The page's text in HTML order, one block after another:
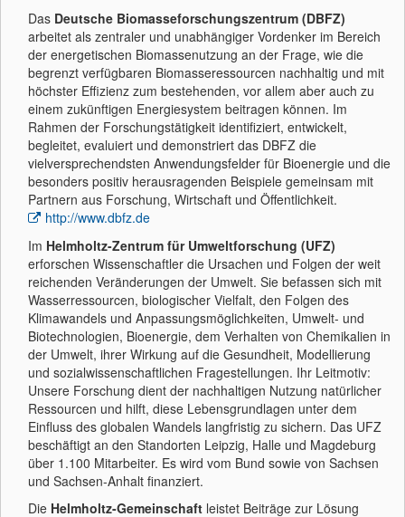
Das Deutsche Biomasseforschungszentrum (DBFZ)
arbeitet als zentraler und unabhängiger Vordenker im Bereich
der energetischen Biomassenutzung an der Frage, wie die
begrenzt verfügbaren Biomasseressourcen nachhaltig und mit
höchster Effizienz zum bestehenden, vor allem aber auch zu
einem zukünftigen Energiesystem beitragen können. Im
Rahmen der Forschungstätigkeit identifiziert, entwickelt,
begleitet, evaluiert und demonstriert das DBFZ die
vielversprechendsten Anwendungsfelder für Bioenergie und die
besonders positiv herausragenden Beispiele gemeinsam mit
Partnern aus Forschung, Wirtschaft und Öffentlichkeit.
http://www.dbfz.de
Im Helmholtz-Zentrum für Umweltforschung (UFZ)
erforschen Wissenschaftler die Ursachen und Folgen der weit
reichenden Veränderungen der Umwelt. Sie befassen sich mit
Wasserressourcen, biologischer Vielfalt, den Folgen des
Klimawandels und Anpassungsmöglichkeiten, Umwelt- und
Biotechnologien, Bioenergie, dem Verhalten von Chemikalien in
der Umwelt, ihrer Wirkung auf die Gesundheit, Modellierung
und sozialwissenschaftlichen Fragestellungen. Ihr Leitmotiv:
Unsere Forschung dient der nachhaltigen Nutzung natürlicher
Ressourcen und hilft, diese Lebensgrundlagen unter dem
Einfluss des globalen Wandels langfristig zu sichern. Das UFZ
beschäftigt an den Standorten Leipzig, Halle und Magdeburg
über 1.100 Mitarbeiter. Es wird vom Bund sowie von Sachsen
und Sachsen-Anhalt finanziert.
Die Helmholtz-Gemeinschaft leistet Beiträge zur Lösung